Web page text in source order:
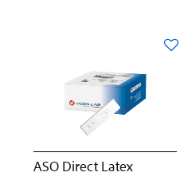
ASO Direct Latex